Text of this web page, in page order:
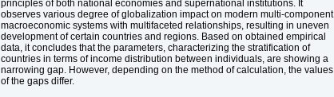
principles of both national economies and supernational institutions. It
observes various degree of globalization impact on modern multi-component
macroeconomic systems with multifaceted relationships, resulting in uneven
development of certain countries and regions. Based on obtained empirical
data, it concludes that the parameters, characterizing the stratification of
countries in terms of income distribution between individuals, are showing a
narrowing gap. However, depending on the method of calculation, the values
of the gaps differ.